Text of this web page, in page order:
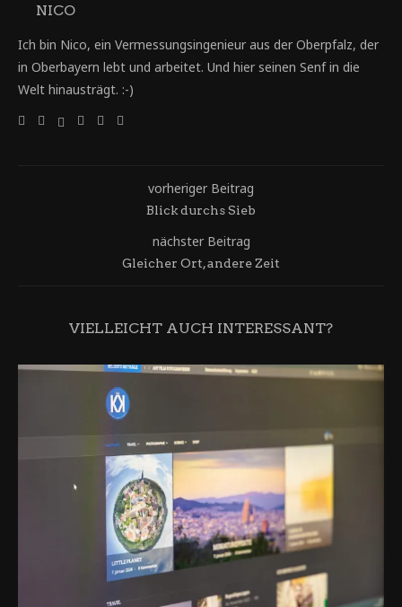
NICO
Ich bin Nico, ein Vermessungsingenieur aus der Oberpfalz, der
in Oberbayern lebt und arbeitet. Und hier seinen Senf in die
Welt hinausträgt. :-)
vorheriger Beitrag
Blick durchs Sieb
nächster Beitrag
Gleicher Ort, andere Zeit
VIELLEICHT AUCH INTERESSANT?